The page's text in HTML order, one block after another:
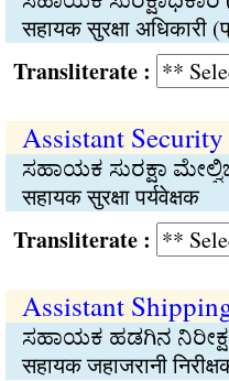
सहायक सुरक्षा अधिकारी
:
Assistant
ಸಹಾಯಕ ಸುರಕ್ಷಾ
सहायक सुरक्षा पर्यवेक्षक
:
Assistant
ಸಹಾಯಕ ಹಡಗಿನ
सहायक जहाजरानी